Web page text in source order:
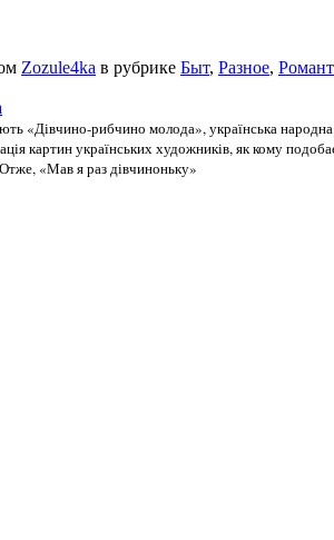
Zozule4ka в рубрике Быт, Разное,
«Дівчино-рибчино молода»,українська
картин українських художників, як кому
Отже, «Мав я раз дівчиноньку»